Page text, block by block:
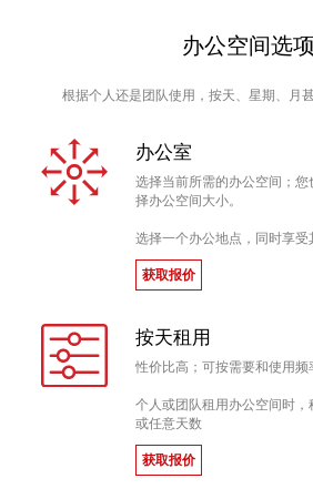
办公空间选项
根据个人还是团队使用，按天、星期、月
办公室
选择当前所需的办公空间；
择办公空间大小。
选择一个办公地点，同时享受
获取报价
按天租用
性价比高；可按需要和使用频
个人或团队租用办公空间时
或任意天数
获取报价